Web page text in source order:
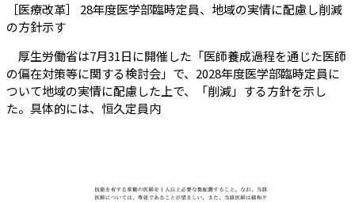
［医療改革］ 28年度医学部臨時定員、地域の実情に配慮し削減
の方針示す（会員限定記事）
厚生労働省は7月31日に開催した「医師養成過程を通じた医師
の偏在対策等に関する検討会」で、2028年度医学部臨時定員に
ついて地域の実情に配慮した上で、「削減」する方針を示し
た。具体的には、恒久定員内